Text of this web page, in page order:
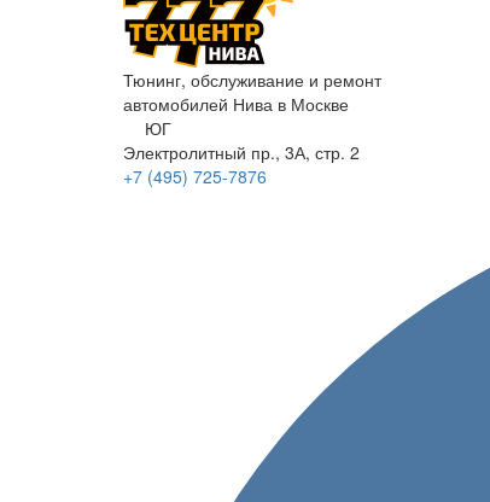
Тюнинг, обслуживание и ремонт
автомобилей Нива в Москве
ЮГ
Электролитный пр., 3А, стр. 2
+7 (495) 725-7876